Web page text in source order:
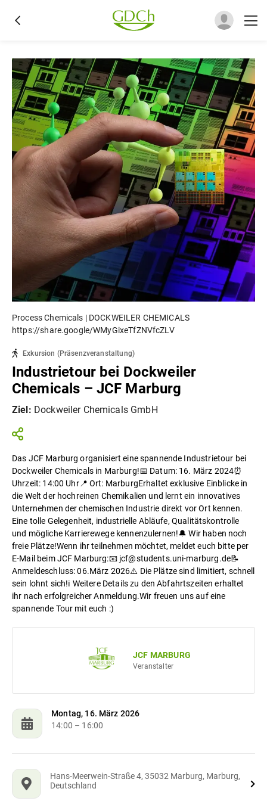
Process Chemicals | DOCKWEILER CHEMICALS
https://share.google/WMyGixeTfZNVfcZLV
Exkursion (Präsenzveranstaltung)
Industrietour bei Dockweiler
Chemicals – JCF Marburg
Ziel: Dockweiler Chemicals GmbH
Das JCF Marburg organisiert eine spannende Industrietour bei
Dockweiler Chemicals in Marburg!📅 Datum: 16. März 2024⏰
Uhrzeit: 14:00 Uhr📍 Ort: MarburgErhaltet exklusive Einblicke in
die Welt der hochreinen Chemikalien und lernt ein innovatives
Unternehmen der chemischen Industrie direkt vor Ort kennen.
Eine tolle Gelegenheit, industrielle Abläufe, Qualitätskontrolle
und mögliche Karrierewege kennenzulernen!🔔 Wir haben noch
freie Plätze!Wenn ihr teilnehmen möchtet, meldet euch bitte per
E-Mail beim JCF Marburg:📧 jcf@students.uni-marburg.de📝
Anmeldeschluss: 06.März 2026⚠️ Die Plätze sind limitiert, schnell
sein lohnt sich!ℹ️ Weitere Details zu den Abfahrtszeiten erhaltet
ihr nach erfolgreicher Anmeldung.Wir freuen uns auf eine
spannende Tour mit euch :)
Veranstalter
JCF MARBURG
Montag, 16. März 2026
14:00 – 16:00
Hans-Meerwein-Straße 4, 35032 Marburg, Marburg,
Deutschland